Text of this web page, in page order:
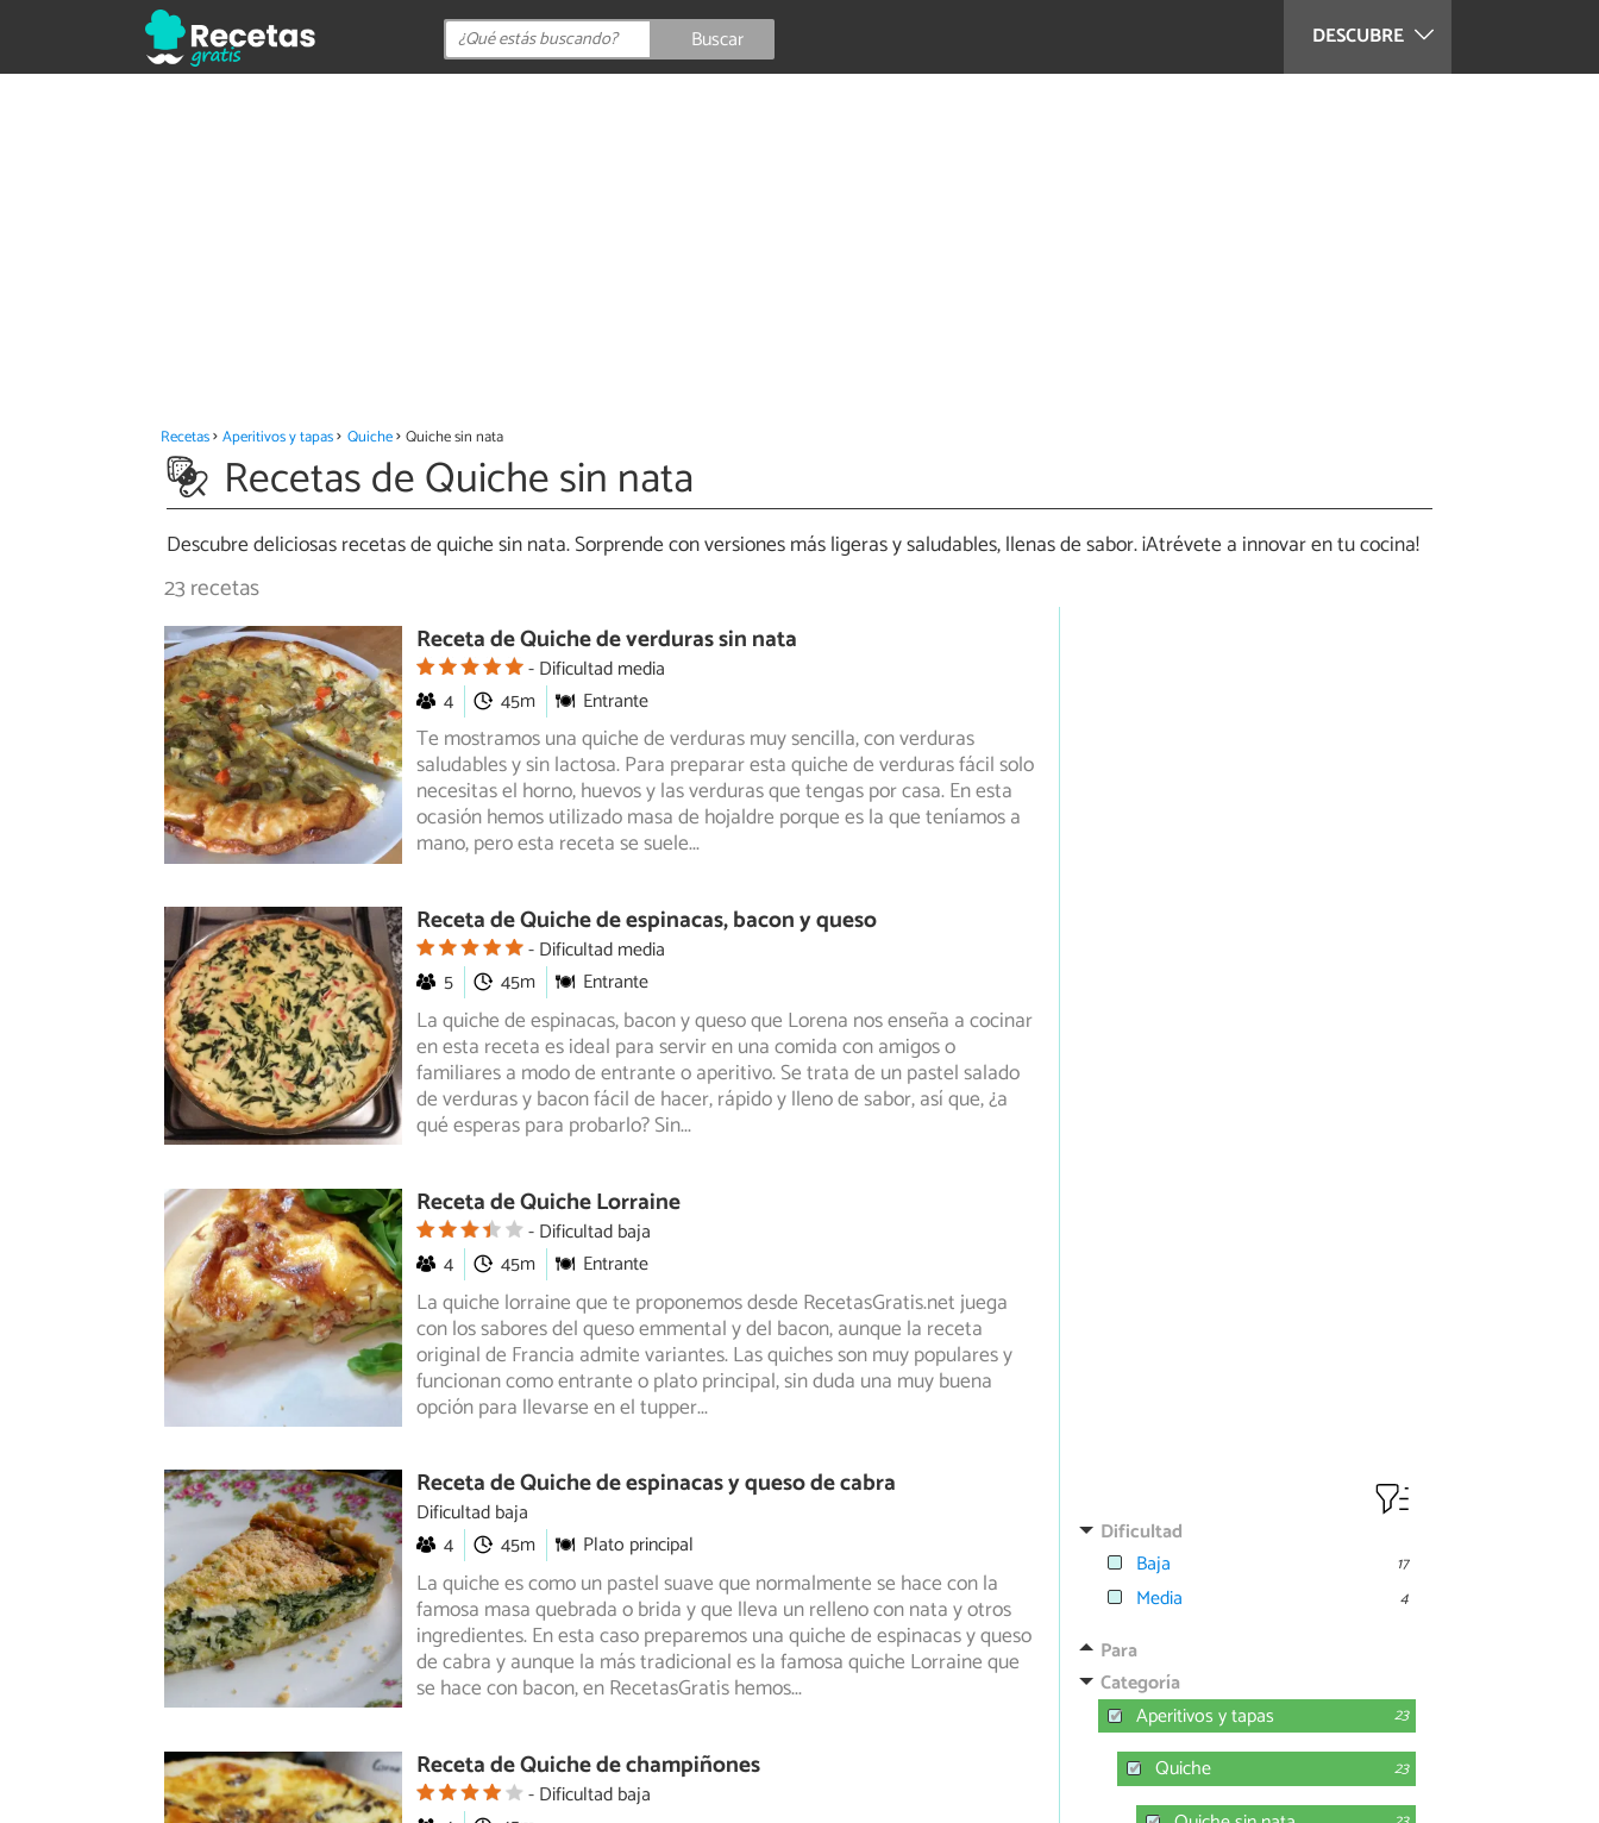
DESCUBRE
Buscar
Recetas Aperitivos y tapas Quiche Quiche sin nata
Recetas de Quiche sin nata
Descubre deliciosas recetas de quiche sin nata. Sorprende con versiones más ligeras y saludables, llenas de sabor. ¡Atrévete a innovar en tu cocina!
23 recetas
Receta de Quiche de verduras sin nata
Dificultad media
4
45m Entrante
Te mostramos una quiche de verduras muy sencilla, con verduras
saludables y sin lactosa. Para preparar esta quiche de verduras fácil solo
necesitasel horno, huevos y las verduras que tengas por casa. En esta
ocasión hemos utilizado masa de hojaldre porque es la que teníamos a
mano, pero esta receta se suele...
Receta de Quiche de espinacas, bacon y queso
Dificultad media
5
45m Entrante
La quiche de espinacas, bacon y queso que Lorena nos enseña a cocinar
en esta receta es ideal para servir en una comida con amigos o
familiaresa modo de entrante o aperitivo. Se trata de un pastel salado
de verduras y bacon fácil de hacer, rápido y lleno de sabor, así que, ¿a
qué esperas para probarlo? Sin...
Receta de Quiche Lorraine
Dificultad baja
4
45m Entrante
La quiche lorraine que te proponemos desde RecetasGratis.net juega
con los sabores del queso emmental y del bacon, aunque la receta
originalde Francia admite variantes. Las quiches son muy populares y
funcionan como entrante o plato principal, sin duda una muy buena
opción para llevarse en el tupper...
Receta de Quiche de espinacas y queso de cabra
Dificultad baja
4
45m Plato principal
La quiche es como un pastel suave que normalmente se hace con la
famosa masa quebrada o brida y que lleva un relleno con nata y otros
ingredientes. Enesta caso preparemos una quiche de espinacas y queso
de cabra y aunque la más tradicional es la famosa quiche Lorraine que
se hace con bacon, en RecetasGratis hemos...
Receta de Quiche de champiñones
Dificultad baja
Dificultad
Baja
17
Media 4
Para
Categoría
Aperitivos y tapas
23
Quiche 23